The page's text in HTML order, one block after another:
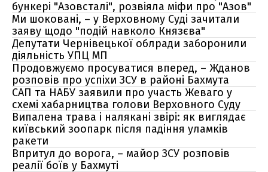
бункері "Азовсталі", розвіяла міфи про "Азов"
Ми шоковані, – у Верховному Суді зачитали
заяву щодо "подій навколо Князєва"
Депутати Чернівецької облради заборонили
діяльність УПЦ МП
Продовжуємо просуватися вперед, – Жданов
розповів про успіхи ЗСУ в районі Бахмута
САП та НАБУ заявили про участь Жеваго у
схемі хабарництва голови Верховного Суду
Випалена трава і налякані звірі: як виглядає
київський зоопарк після падіння уламків
ракети
Впритул до ворога, – майор ЗСУ розповів
реалії боїв у Бахмуті